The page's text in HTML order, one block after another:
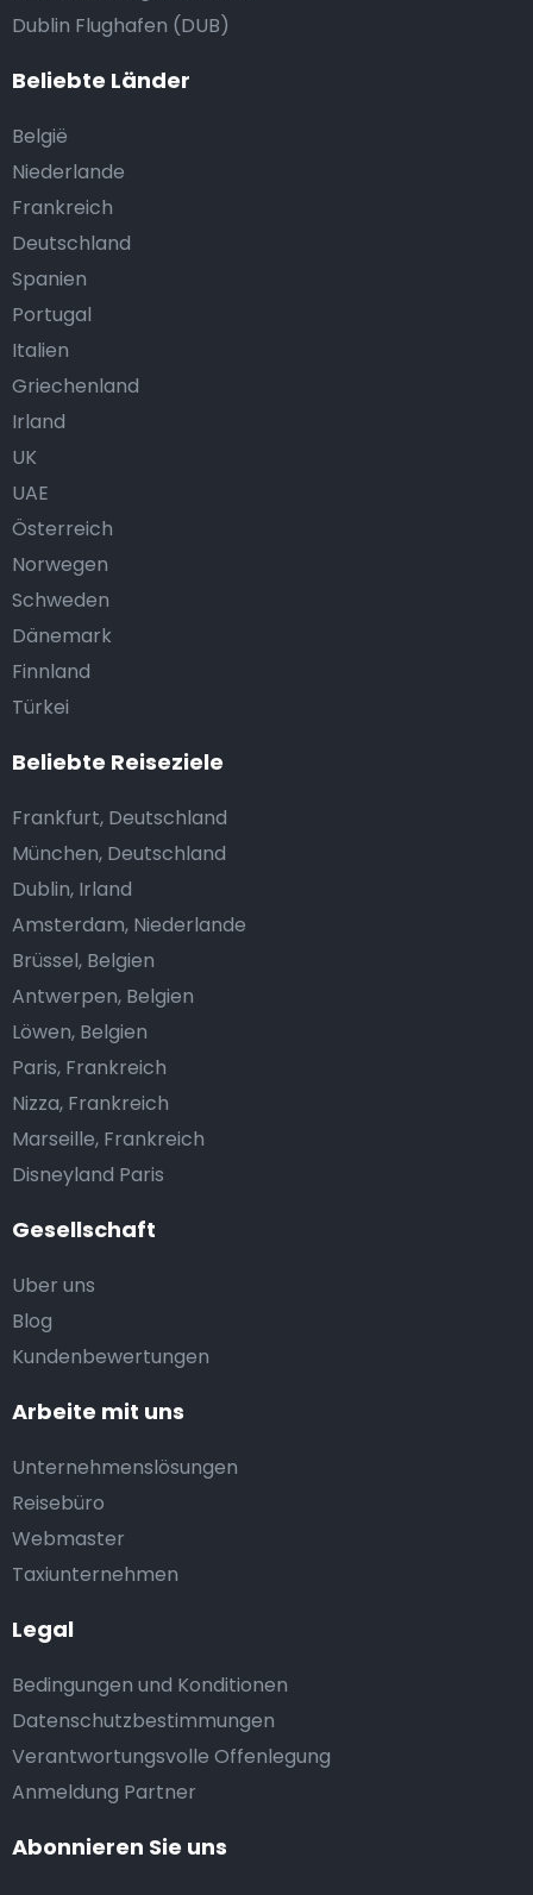
Gesellschaft
Uber uns
Blog
Kundenbewertungen
Arbeite mit uns
Unternehmenslösungen
Reisebüro
Webmaster
Taxiunternehmen
Legal
Bedingungen und Konditionen
Datenschutzbestimmungen
Verantwortungsvolle Offenlegung
Anmeldung Partner
Dublin Flughafen (DUB)
Beliebte Länder
België
Niederlande
Frankreich
Deutschland
Spanien
Portugal
Italien
Griechenland
Irland
UK
UAE
Österreich
Norwegen
Schweden
Dänemark
Finnland
Türkei
Beliebte Reiseziele
Frankfurt, Deutschland
München, Deutschland
Dublin, Irland
Amsterdam, Niederlande
Brüssel, Belgien
Antwerpen, Belgien
Löwen, Belgien
Paris, Frankreich
Nizza, Frankreich
Marseille, Frankreich
Disneyland Paris
Abonnieren Sie uns